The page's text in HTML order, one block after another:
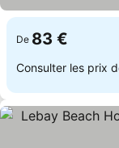
De 83 €
Consulter les prix